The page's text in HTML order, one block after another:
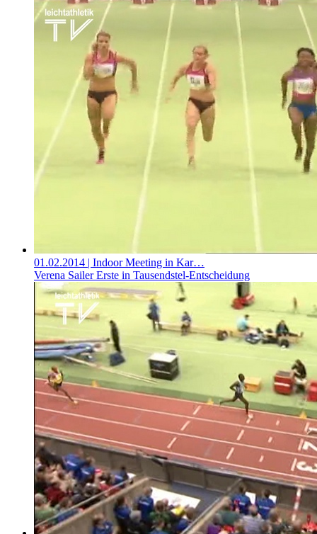
01.02.2014 | Indoor Meeting in Kar…
Verena Sailer Erste in Tausendstel-Entscheidung